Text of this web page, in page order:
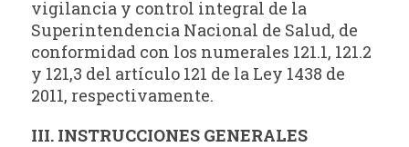
vigilancia y control integral de la
Superintendencia Nacional de Salud, de
conformidad con los numerales 121.1, 121.2
y 121,3 del artículo 121 de la Ley 1438 de
2011, respectivamente.
III. INSTRUCCIONES GENERALES